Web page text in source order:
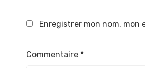
Enregistrer mon nom,
Commentaire *